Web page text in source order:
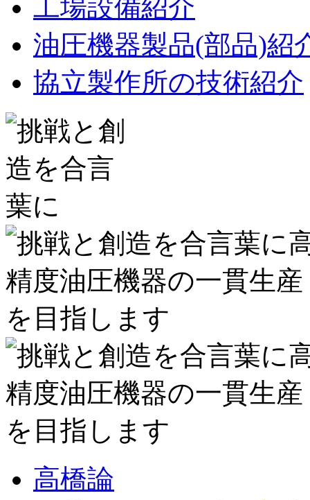
工場設備紹介
油圧機器製品(部品)紹
協立製作所の技術紹介
高橋論